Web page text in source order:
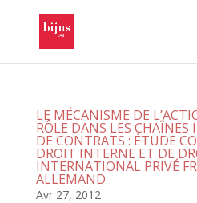
LE MÉCANISME DE
RÔLE DANS LES
DE CONTRATS : ÉTUDE
DROIT INTERNE ET DE
INTERNATIONAL PRIVÉ
ALLEMAND
Avr 27, 2012